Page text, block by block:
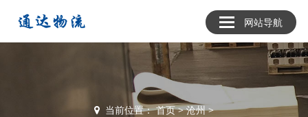
网站导航
当前位置：首页>沧州>